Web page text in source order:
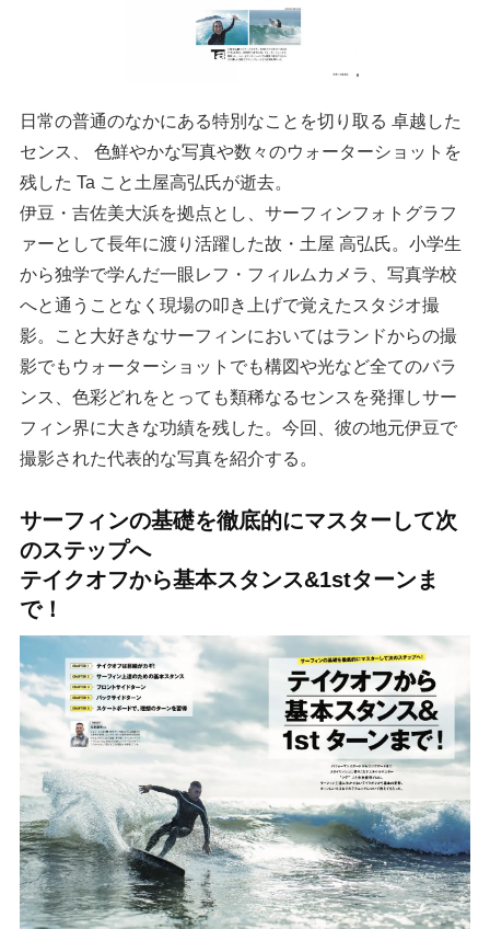
日常の普通のなかにある特別なことを切り取る 卓越した
センス、 色鮮やかな写真や数々のウォーターショットを
残した Ta こと土屋高弘氏が逝去。
伊豆・吉佐美大浜を拠点とし、サーフィンフォトグラフ
ァーとして長年に渡り活躍した故・土屋 高弘氏。小学生
から独学で学んだ一眼レフ・フィルムカメラ、写真学校
へと通うことなく現場の叩き上げで覚えたスタジオ撮
影。こと大好きなサーフィンにおいてはランドからの撮
影でもウォーターショットでも構図や光など全てのバラ
ンス、色彩どれをとっても類稀なるセンスを発揮しサー
フィン界に大きな功績を残した。今回、彼の地元伊豆で
撮影された代表的な写真を紹介する。
サーフィンの基礎を徹底的にマスターして次
のステップへ
テイクオフから基本スタンス&1stターンま
で！